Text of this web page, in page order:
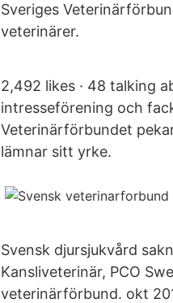
Sveriges
veterinärer.
2,492 likes · 48 talking
intresseförening och
Veterinärförbundet
lämnar sitt yrke.
Svensk djursjukvård
Kansliveterinär, PCO
veterinärförbund. okt